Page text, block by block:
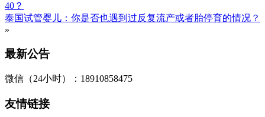
40？
泰国试管婴儿：你是否也遇到过反复流产或者胎停育的情况？
»
最新公告
微信（24小时）：18910858475
友情链接